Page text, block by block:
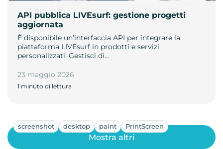
API pubblica LIVEsurf: gestione progetti
aggiornata
È disponibile un’interfaccia API per integrare la
piattaforma LIVEsurf in prodotti e servizi
personalizzati. Gestisci di…
23 maggio 2026
1 minuto di lettura
screenshot desktop paint PrintScreen
Mostra altri